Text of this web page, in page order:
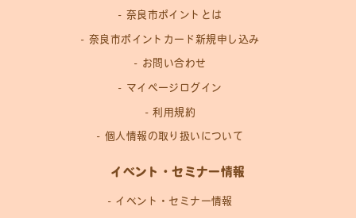
奈良市ポイントとは
奈良市ポイントカード新規申し込み
お問い合わせ
マイページログイン
利用規約
個人情報の取り扱いについて
イベント・セミナー情報
イベント・セミナー情報